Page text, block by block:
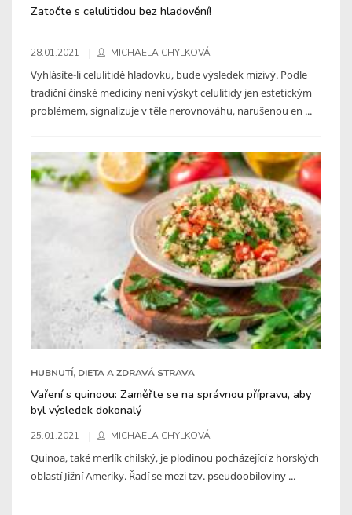
Zatočte s celulitidou bez hladovění!
28.01.2021 MICHAELA CHYLKOVÁ
Vyhlásíte-li celulitidě hladovku, bude výsledek mizivý. Podle
tradiční čínské medicíny není výskyt celulitidy jen estetickým
problémem, signalizuje v těle nerovnováhu, narušenou en ...
HUBNUTÍ, DIETA A ZDRAVÁ STRAVA
Vaření s quinoou: Zaměřte se na správnou přípravu, aby
byl výsledek dokonalý
25.01.2021 MICHAELA CHYLKOVÁ
Quinoa, také merlík chilský, je plodinou pocházející z horských
oblastí Jižní Ameriky. Řadí se mezi tzv. pseudoobiloviny ...